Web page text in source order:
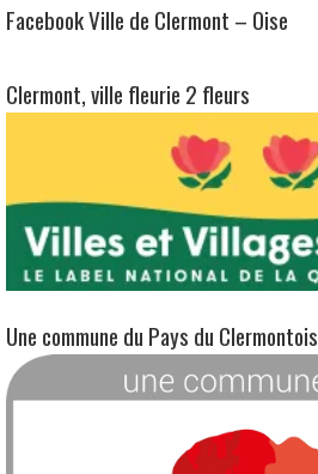
Facebook Ville de Clermont – Oise
Clermont, ville fleurie 2 fleurs
Une commune du Pays du Clermontois